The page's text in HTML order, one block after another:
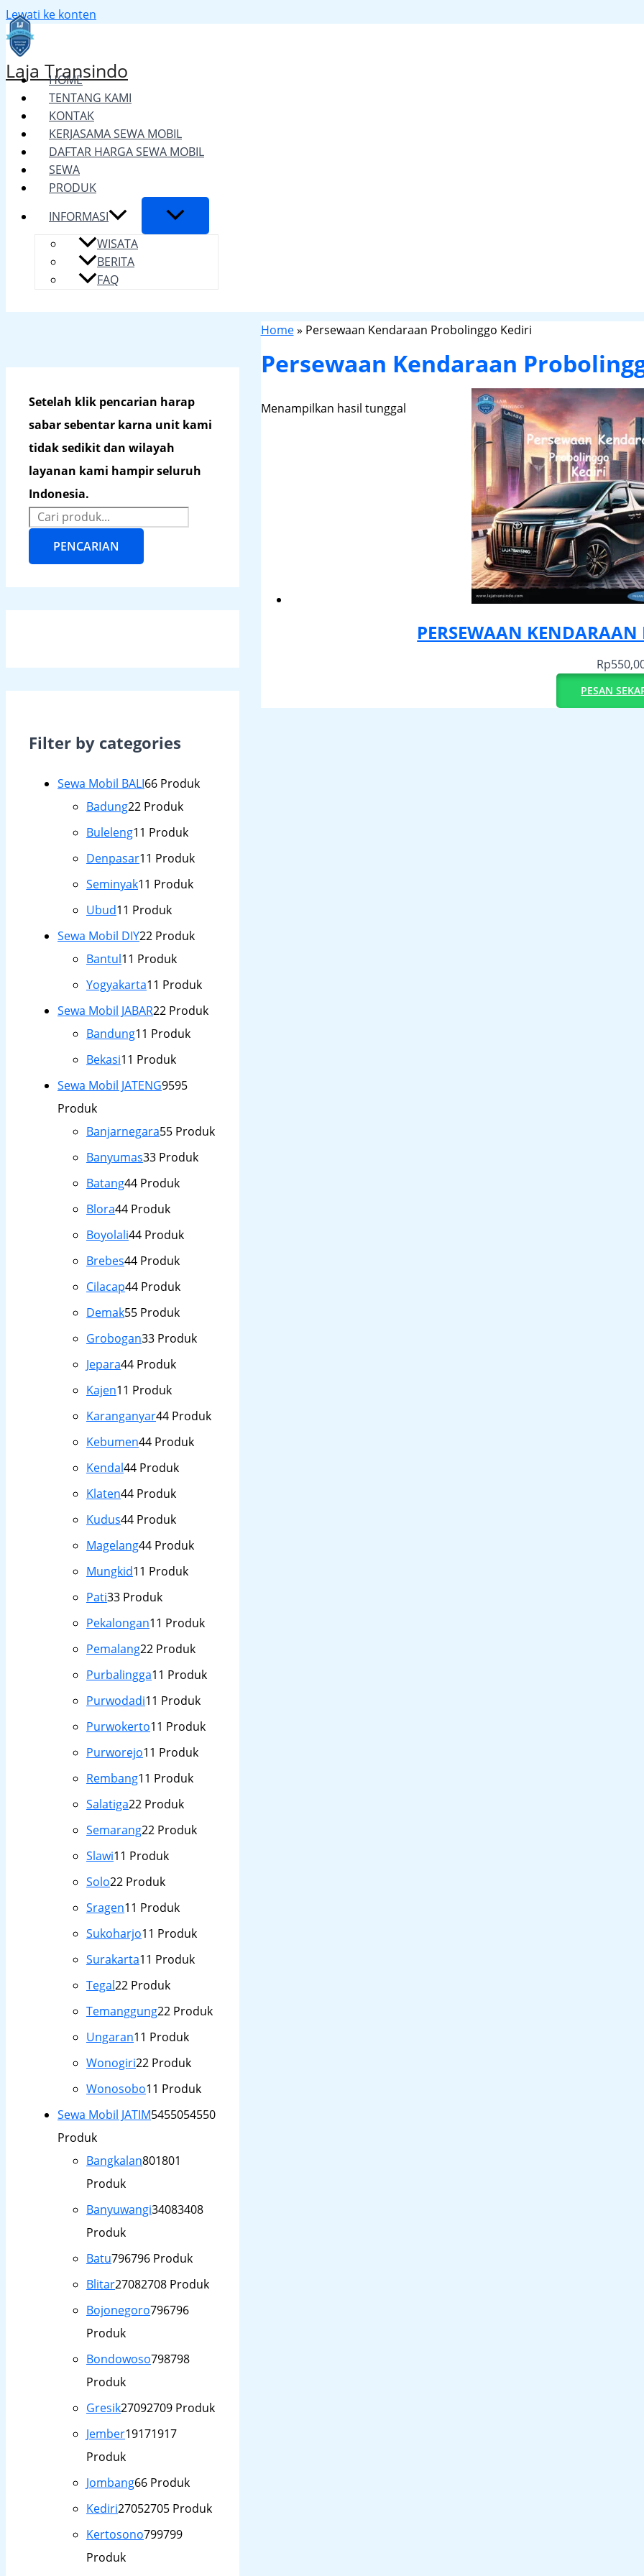
Lewati ke konten
Laja Transindo
HOME
TENTANG KAMI
KONTAK
KERJASAMA SEWA MOBIL
DAFTAR HARGA SEWA MOBIL
SEWA
PRODUK
INFORMASI
WISATA
BERITA
FAQ
Setelah klik pencarian harap
sabar sebentar karna unit kami
tidak sedikit dan wilayah
layanan kami hampir seluruh
Indonesia.
PENCARIAN
Filter by categories
Sewa Mobil BALI66 Produk
Badung22 Produk
Buleleng11 Produk
Denpasar11 Produk
Seminyak11 Produk
Ubud11 Produk
Sewa Mobil DIY22 Produk
Bantul11 Produk
Yogyakarta11 Produk
Sewa Mobil JABAR22 Produk
Bandung11 Produk
Bekasi11 Produk
Sewa Mobil JATENG9595
Produk
Banjarnegara55 Produk
Banyumas33 Produk
Batang44 Produk
Blora44 Produk
Boyolali44 Produk
Brebes44 Produk
Cilacap44 Produk
Demak55 Produk
Grobogan33 Produk
Jepara44 Produk
Kajen11 Produk
Karanganyar44 Produk
Kebumen44 Produk
Kendal44 Produk
Klaten44 Produk
Kudus44 Produk
Magelang44 Produk
Mungkid11 Produk
Pati33 Produk
Pekalongan11 Produk
Pemalang22 Produk
Purbalingga11 Produk
Purwodadi11 Produk
Purwokerto11 Produk
Purworejo11 Produk
Rembang11 Produk
Salatiga22 Produk
Semarang22 Produk
Slawi11 Produk
Solo22 Produk
Sragen11 Produk
Sukoharjo11 Produk
Surakarta11 Produk
Tegal22 Produk
Temanggung22 Produk
Ungaran11 Produk
Wonogiri22 Produk
Wonosobo11 Produk
Sewa Mobil JATIM5455054550
Produk
Bangkalan801801
Produk
Banyuwangi34083408
Produk
Batu796796 Produk
Blitar27082708 Produk
Bojonegoro796796
Produk
Bondowoso798798
Produk
Gresik27092709 Produk
Jember19171917
Produk
Jombang66 Produk
Kediri27052705 Produk
Kertosono799799
Produk
Home» Persewaan Kendaraan Probolinggo Kediri
Persewaan Kendaraan
Menampilkan hasil tunggal
PERSEWAAN
Rp
PESAN